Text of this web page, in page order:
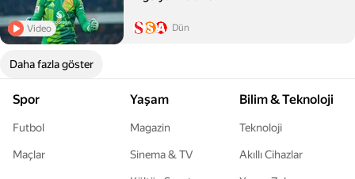
Video Dün
Daha fazla göster
Spor
Futbol
Maçlar
Yaşam
Magazin
Sinema & TV
Bilim & Teknoloji
Teknoloji
Akıllı Cihazlar